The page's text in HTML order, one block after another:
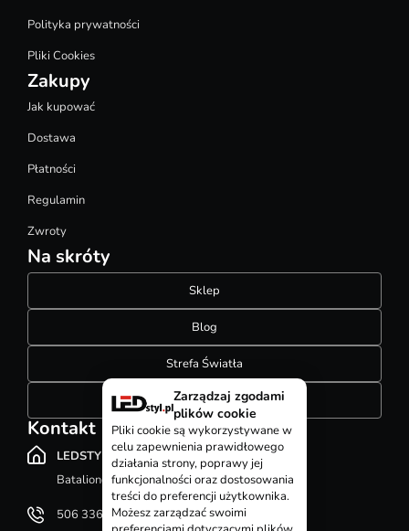
Polityka prywatności
Pliki Cookies
Zakupy
Jak kupować
Dostawa
Płatności
Regulamin
Zwroty
Na skróty
Sklep
Blog
Strefa Światła
Konfigurator szynoprzewodów
Kontakt
LEDSTYL.pl
Batalionów Chłopskich 12, 94-058 Łódź
506 336 320
Zarządzaj zgodami
plików cookie
Pliki cookie są wykorzystywane w
celu zapewnienia prawidłowego
działania strony, poprawy jej
funkcjonalności oraz dostosowania
treści do preferencji użytkownika.
Możesz zarządzać swoimi